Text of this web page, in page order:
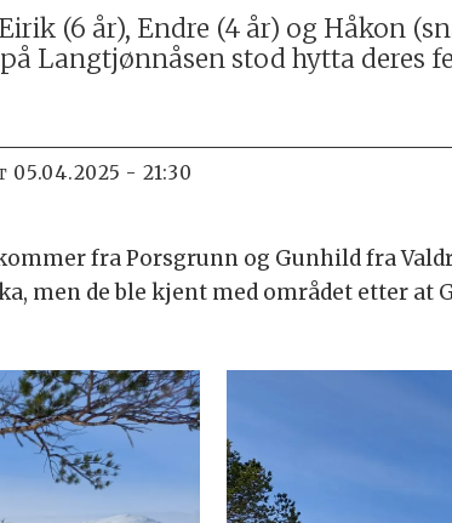
(6 år), Endre (4 år) og Håkon
Langtjønnåsen stod hytta deres
05.04.2025 - 21:30
fra Porsgrunn og Gunhild fra
men de ble kjent med området etter at